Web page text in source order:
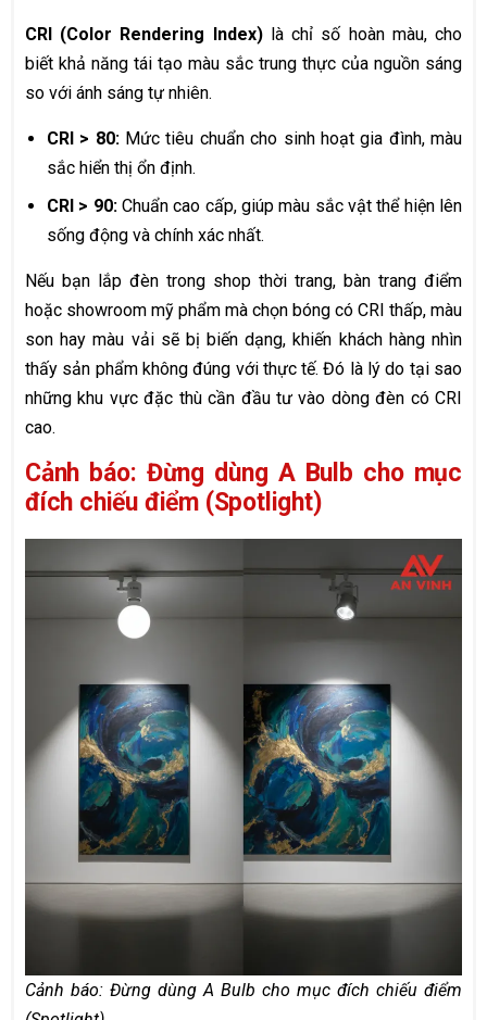
CRI (Color Rendering Index)là chỉ số hoàn màu, cho
biết khả năng tái tạo màu sắc trung thực của nguồn sáng
so với ánh sáng tự nhiên.
CRI > 80:Mức tiêu chuẩn cho sinh hoạt gia đình, màu
sắc hiển thị ổn định.
CRI > 90:Chuẩn cao cấp, giúp màu sắc vật thể hiện lên
sống động và chính xác nhất.
Nếu bạn lắp đèn trong shop thời trang, bàn trang điểm
hoặc showroom mỹ phẩm mà chọn bóng có CRI thấp, màu
son hay màu vải sẽ bị biến dạng, khiến khách hàng nhìn
thấy sản phẩm không đúng với thực tế. Đó là lý do tại sao
những khu vực đặc thù cần đầu tư vào dòng đèn có CRI
cao.
Cảnh báo: Đừng dùng A Bulb cho mục
đích chiếu điểm (Spotlight)
Cảnh báo: Đừng dùng A Bulb cho mục đích chiếu điểm